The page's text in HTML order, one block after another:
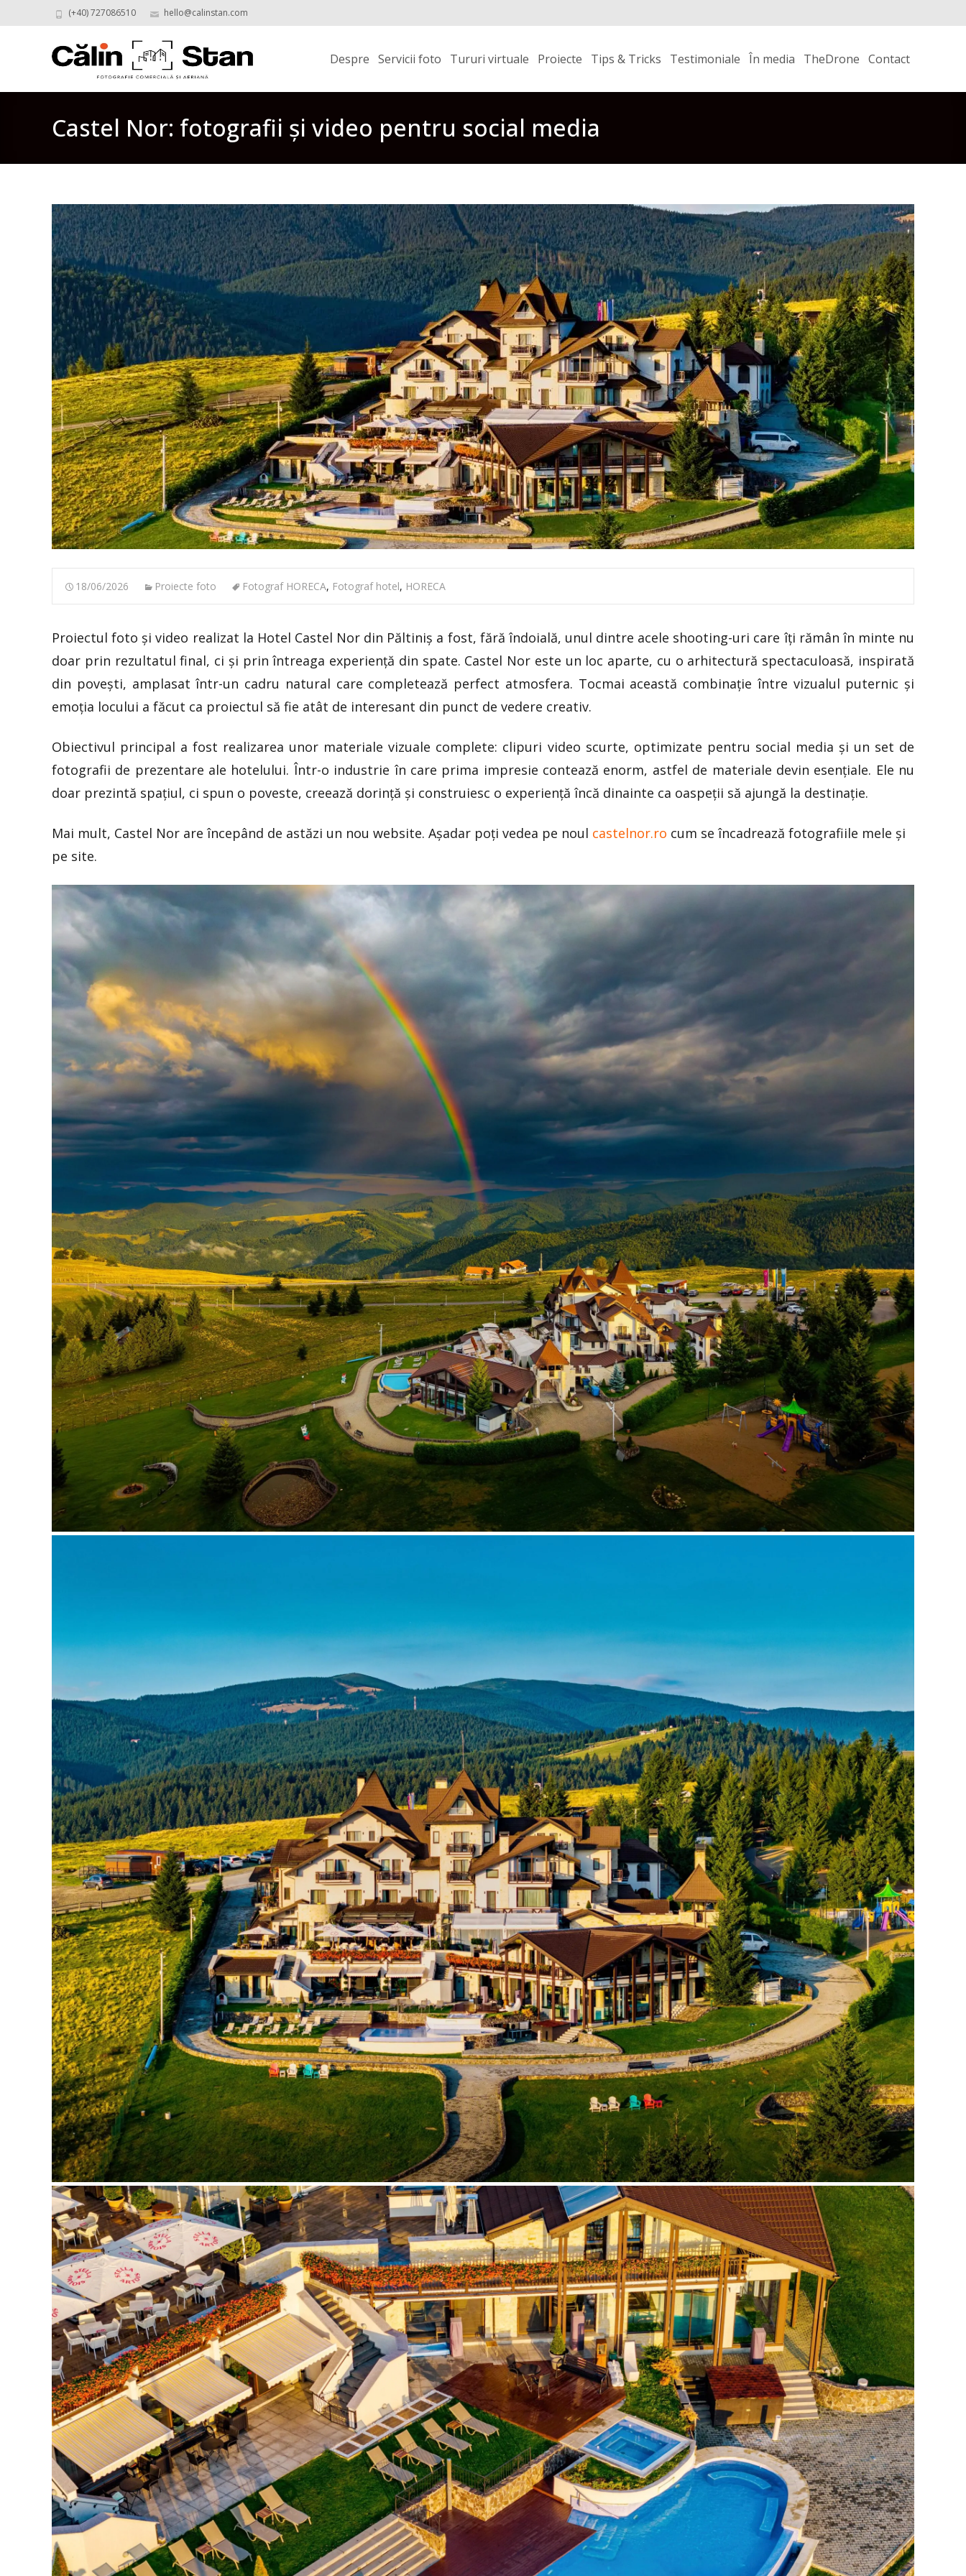
(+40) 727086510 hello@calinstan.com
to
Despre Servicii foto Tururi virtuale Proiecte Tips & Tricks Testimoniale În media TheDrone Contact
Castel Nor: fotografii și video pentru social media
18/06/2026 Proiecte foto Fotograf HORECA, Fotograf hotel, HORECA
Proiectul foto și video realizat la Hotel Castel Nor din Păltiniș a fost, fără îndoială, unul dintre acele shooting-uri care îți rămân în minte nu
doar prin rezultatul final, ci și prin întreaga experiență din spate. Castel Nor este un loc aparte, cu o arhitectură spectaculoasă, inspirată
din povești, amplasat într-un cadru natural care completează perfect atmosfera. Tocmai această combinație între vizualul puternic și
emoția locului a făcut ca proiectul să fie atât de interesant din punct de vedere creativ.
Obiectivul principal a fost realizarea unor materiale vizuale complete: clipuri video scurte, optimizate pentru social media și un set de
fotografii de prezentare ale hotelului. Într-o industrie în care prima impresie contează enorm, astfel de materiale devin esențiale. Ele nu
doar prezintă spațiul, ci spun o poveste, creează dorință și construiesc o experiență încă dinainte ca oaspeții să ajungă la destinație.
Mai mult, Castel Nor are începând de astăzi un nou website. Așadar poți vedea pe noul castelnor.ro cum se încadrează fotografiile mele și
pe site.